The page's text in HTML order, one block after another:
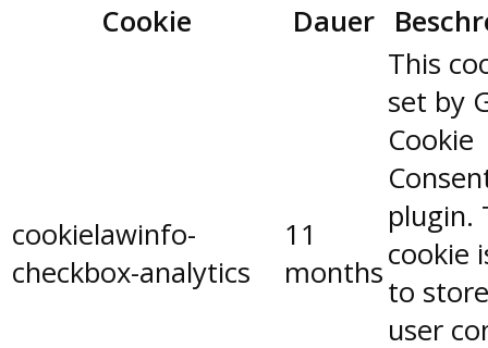
Cookie
Dauer
cookielawinfo-
checkbox-analytics
11
months
This
set by
Cookie
plugin.
cookie
to
user